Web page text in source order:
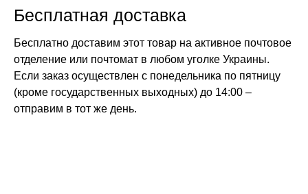
Бесплатная доставка
Бесплатно доставим этот товар на активное почтовое
отделение или почтомат в любом уголке Украины.
Если заказ осуществлен с понедельника по пятницу
(кроме государственных выходных) до 14:00 –
отправим в тот же день.